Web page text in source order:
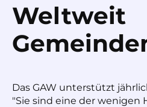
Weltweit
Das GAW unterstützt
"Sie sind eine der wenigen